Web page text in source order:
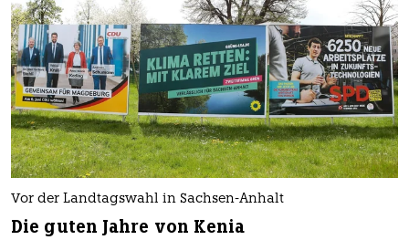
Vor der Landtagswahl in Sachsen-Anhalt
Die guten Jahre von Kenia